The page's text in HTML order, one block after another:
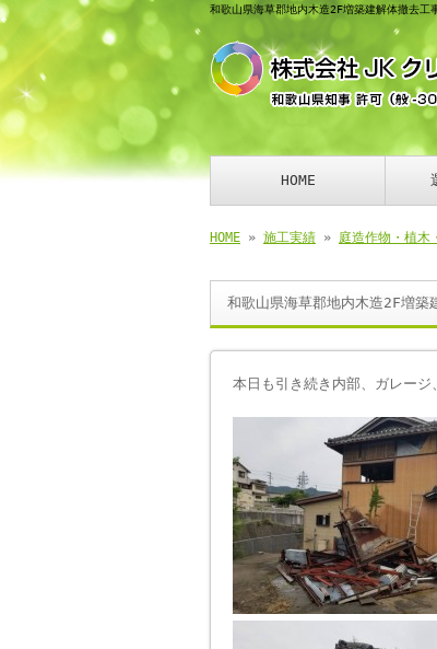
和歌山県海草郡地内木造2F増築建解体撤去
HOME
HOME » 施工実績 » 庭造作物・植木
和歌山県海草郡地内木造2F増築
本日も引き続き内部、ガレージ